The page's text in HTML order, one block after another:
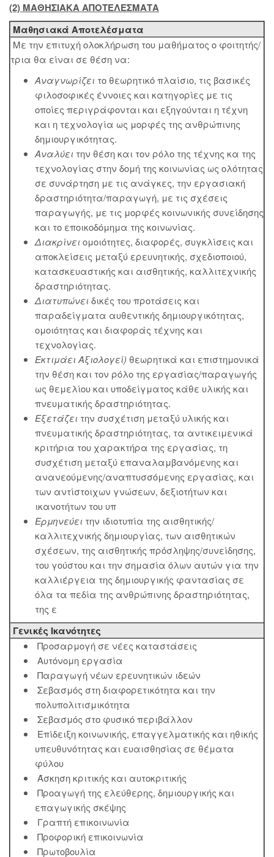
(2) ΜΑΘΗΣΙΑΚΑ ΑΠΟΤΕΛΕΣΜΑΤΑ
Μαθησιακά Αποτελέσματα
Με την επιτυχή ολοκλήρωση του μαθήματος ο φοιτητής/
τρια θα είναι σε θέση να:
Αναγνωρίζει το θεωρητικό πλαίσιο, τις βασικές
φιλοσοφικές έννοιες και κατηγορίες με τις
οποίες περιγράφονται και εξηγούνται η τέχνη
και η τεχνολογία ως μορφές της ανθρώπινης
δημιουργικότητας.
Αναλύει την θέση και τον ρόλο της τέχνης κα της
τεχνολογίας στην δομή της κοινωνίας ως ολότητας
σε συνάρτηση με τις ανάγκες, την εργασιακή
δραστηριότητα/παραγωγή, με τις σχέσεις
παραγωγής, με τις μορφές κοινωνικής συνείδησης
και το εποικοδόμημα της κοινωνίας.
Διακρίνει ομοιότητες, διαφορές, συγκλίσεις και
αποκλείσεις μεταξύ ερευνητικής, σχεδιοποιού,
κατασκευαστικής και αισθητικής, καλλιτεχνικής
δραστηριότητας.
Διατυπώνει δικές του προτάσεις και
παραδείγματα αυθεντικής δημιουργικότητας,
ομοιότητας και διαφοράς τέχνης και
τεχνολογίας.
Εκτιμάει Αξιoλογεί) θεωρητικά και επιστημονικά
την θέση και τον ρόλο της εργασίας/παραγωγής
ως θεμελίου και υποδείγματος κάθε υλικής και
πνευματικής δραστηριότητας.
Εξετάζει την συσχέτιση μεταξύ υλικής και
πνευματικής δραστηριότητας, τα αντικειμενικά
κριτήρια του χαρακτήρα της εργασίας, τη
συσχέτιση μεταξύ επαναλαμβανόμενης και
ανανεούμενης/αναπτυσσόμενης εργασίας, και
των αντίστοιχων γνώσεων, δεξιοτήτων και
ικανοτήτων του υπ
Ερμηνεύει την ιδιοτυπία της αισθητικής/
καλλιτεχνικής δημιουργίας, των αισθητικών
σχέσεων, της αισθητικής πρόσληψης/συνείδησης,
του γούστου και την σημασία όλων αυτών για την
καλλιέργεια της δημιουργικής φαντασίας σε
όλα τα πεδία της ανθρώπινης δραστηριότητας,
της ε
Γενικές Ικανότητες
Προσαρμογή σε νέες καταστάσεις
Αυτόνομη εργασία
Παραγωγή νέων ερευνητικών ιδεών
Σεβασμός στη διαφορετικότητα και την
πολυπολιτισμικότητα
Σεβασμός στο φυσικό περιβάλλον
Επίδειξη κοινωνικής, επαγγελματικής και ηθικής
υπευθυνότητας και ευαισθησίας σε θέματα
φύλου
Άσκηση κριτικής και αυτοκριτικής
Προαγωγή της ελεύθερης, δημιουργικής και
επαγωγικής σκέψης
Γραπτή επικοινωνία
Προφορική επικοινωνία
Πρωτοβουλία